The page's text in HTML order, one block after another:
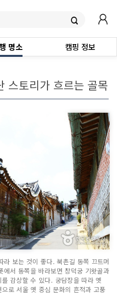
명소 캠핑 정보
스토리가 흐르는 골목
보는 것이 좋다. 북촌길 동쪽 끄트머
서 동쪽을 바라보면 창덕궁 기왓골과
감상할 수 있다. 궁담장을 따라 옛
로 서울 옛 중심 문화의 흔적과 고풍